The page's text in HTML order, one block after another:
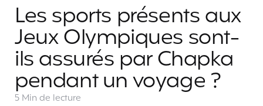
Les sports présents aux
Jeux Olympiques sont-
ils assurés par Chapka
pendant un voyage ?
5 Min de lecture